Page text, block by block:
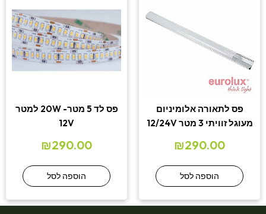
פס לתאורה אלומיניום
מעוגל זוויתי 3 מטר 12/24V
₪290.00
הוספה לסל
פס לד 5 מטר- 20W למטר
12V
₪290.00
הוספה לסל